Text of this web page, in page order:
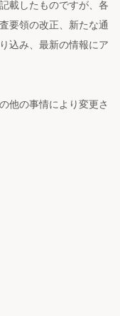
載したものですが、各
要領の改正、新たな通
込み、最新の情報にア
他の事情により変更さ